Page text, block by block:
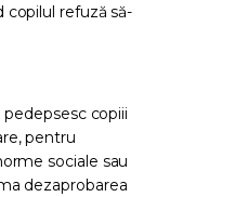
refuză să-
pedepsesc copiii
pentru
sociale sau
dezaprobarea